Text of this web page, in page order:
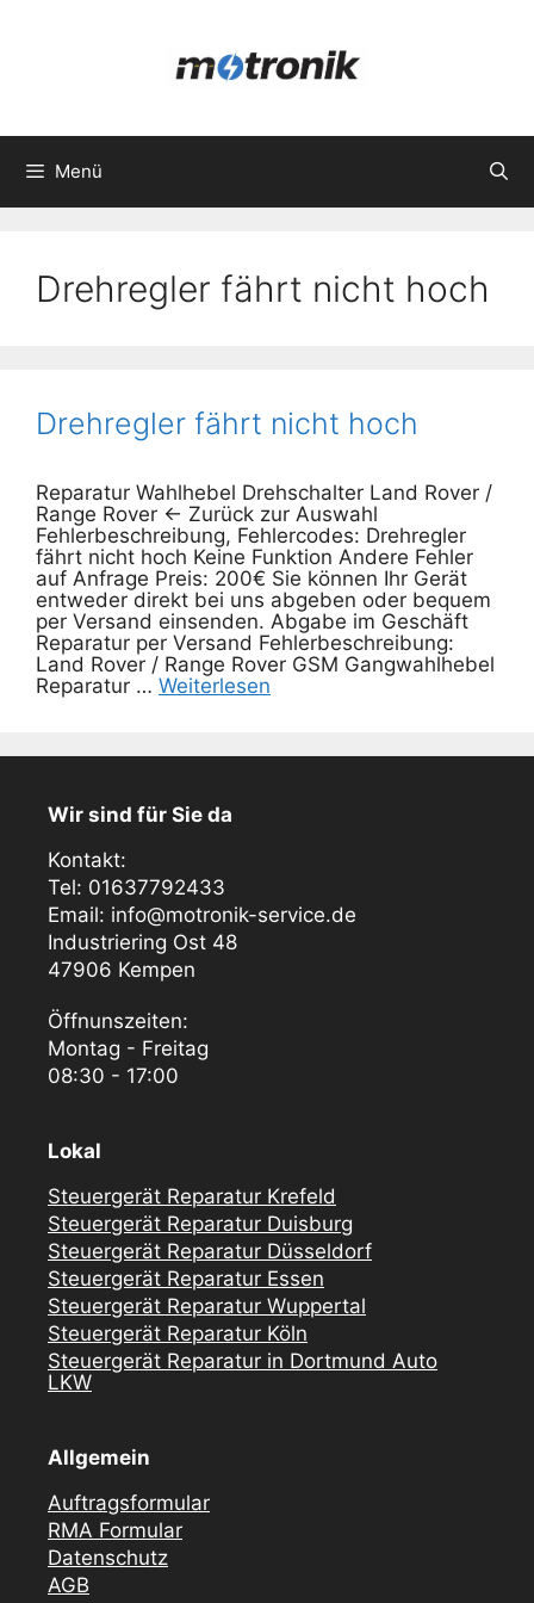
Menü
Drehregler fährt nicht hoch
Drehregler fährt nicht hoch
Reparatur Wahlhebel Drehschalter Land Rover /
Range Rover ← Zurück zur Auswahl
Fehlerbeschreibung, Fehlercodes: Drehregler
fährt nicht hoch Keine Funktion Andere Fehler
auf Anfrage Preis: 200€ Sie können Ihr Gerät
entweder direkt bei uns abgeben oder bequem
per Versand einsenden. Abgabe im Geschäft
Reparatur per Versand Fehlerbeschreibung:
Land Rover / Range Rover GSM Gangwahlhebel
Reparatur … Weiterlesen
Wir sind für Sie da
Kontakt:
Tel: 01637792433
Email: info@motronik-service.de
Industriering Ost 48
47906 Kempen
Öffnunszeiten:
Montag - Freitag
08:30 - 17:00
Lokal
Steuergerät Reparatur Krefeld
Steuergerät Reparatur Duisburg
Steuergerät Reparatur Düsseldorf
Steuergerät Reparatur Essen
Steuergerät Reparatur Wuppertal
Steuergerät Reparatur Köln
Steuergerät Reparatur in Dortmund Auto
LKW
Allgemein
Auftragsformular
RMA Formular
Datenschutz
AGB